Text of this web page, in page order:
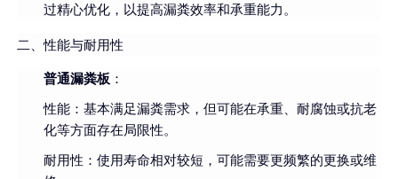
过精心优化，以提高漏粪效率和承重能力。
二、性能与耐用性
普通漏粪板：
性能：基本满足漏粪需求，但可能在承重、耐腐蚀或抗老
化等方面存在局限性。
耐用性：使用寿命相对较短，可能需要更频繁的更换或维